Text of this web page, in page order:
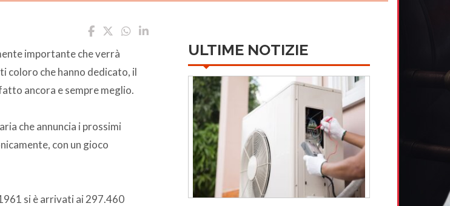
importante che verrà
coloro che hanno dedicato, il
ancora e sempre meglio.
che annuncia i prossimi
con un gioco
si è arrivati ai 297.460
ULTIME NOTIZIE